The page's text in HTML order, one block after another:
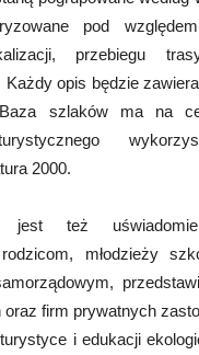
pod
przebiegu
opis będzie
szlaków ma na
2000.
też
młodzieży
oraz firm prywatnych
i edukacji